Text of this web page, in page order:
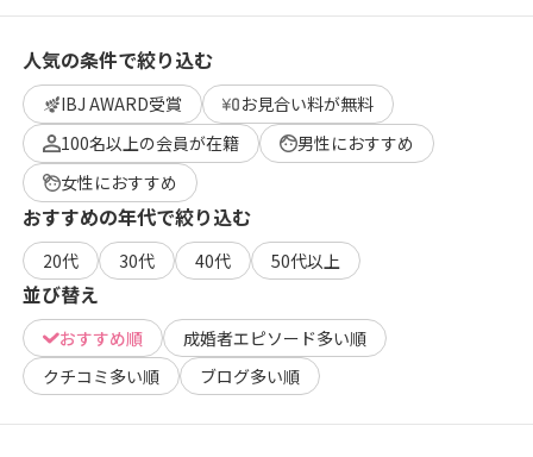
人気の条件で絞り込む
IBJ AWARD受賞
お見合い料が無料
100名以上の会員が在籍
男性におすすめ
女性におすすめ
おすすめの年代で絞り込む
20代 30代 40代 50代以上
並び替え
おすすめ順
成婚者エピソード多い順
クチコミ多い順
ブログ多い順